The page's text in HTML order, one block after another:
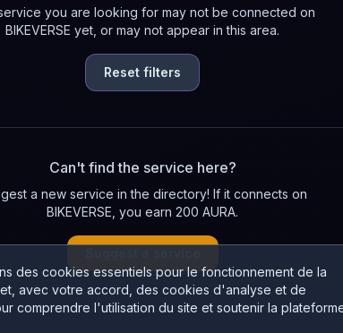
des cookies essentiels pour le fonctionnement de la
avec votre accord, des cookies d'analyse et de
comprendre l'utilisation du site et soutenir la
you are looking for may not be connected on
BIKEVERSE yet, or may not appear in this area.
Reset filters
Can't find the service here?
a new service in the directory! If it connects on
BIKEVERSE, you earn 200 AURA.